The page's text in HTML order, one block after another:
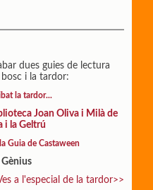
dues guies de lectura
i la tardor:
la tardor...
Joan Oliva i Milà de
i la Geltrú
Guia de Castaween
Gènius
a l'especial de la tardor>>